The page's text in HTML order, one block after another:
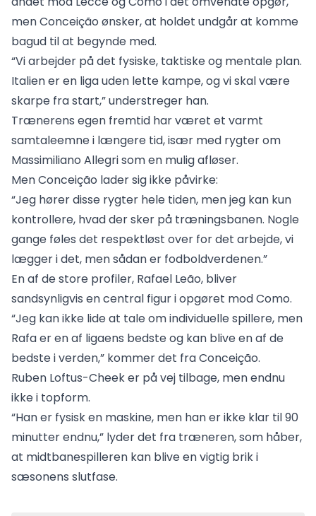
men Conceição ønsker, at holdet undgår at komme
bagud til at begynde med.
“Vi arbejder på det fysiske, taktiske og mentale plan.
Italien er en liga uden lette kampe, og vi skal være
skarpe fra start,” understreger han.
Trænerens egen fremtid har været et varmt
samtaleemne i længere tid, især med rygter om
Massimiliano Allegri som en mulig afløser.
Men Conceição lader sig ikke påvirke:
“Jeg hører disse rygter hele tiden, men jeg kan kun
kontrollere, hvad der sker på træningsbanen. Nogle
gange føles det respektløst over for det arbejde, vi
lægger i det, men sådan er fodboldverdenen.”
En af de store profiler, Rafael Leão, bliver
sandsynligvis en central figur i opgøret mod Como.
“Jeg kan ikke lide at tale om individuelle spillere, men
Rafa er en af ligaens bedste og kan blive en af de
bedste i verden,” kommer det fra Conceição.
Ruben Loftus-Cheek er på vej tilbage, men endnu
ikke i topform.
“Han er fysisk en maskine, men han er ikke klar til 90
minutter endnu,” lyder det fra træneren, som håber,
at midtbanespilleren kan blive en vigtig brik i
sæsonens slutfase.